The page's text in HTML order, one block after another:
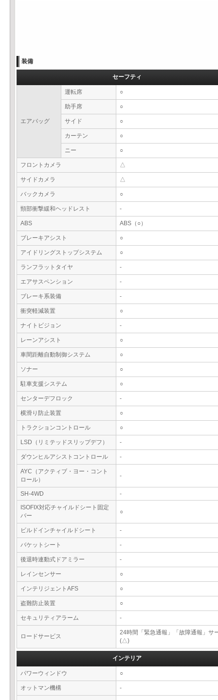
装備
セーフティ
エアバッグ
運転席 ○
助手席 ○
サイド ○
カーテン ○
ニー ○
フロントカメラ △
サイドカメラ △
バックカメラ ○
頸部衝撃緩和ヘッドレスト -
ABS ABS（○）
ブレーキアシスト ○
アイドリングストップシステム ○
ランフラットタイヤ -
エアサスペンション -
ブレーキ系装備 -
衝突軽減装置 ○
ナイトビジョン -
レーンアシスト ○
車間距離自動制御システム ○
ソナー ○
駐車支援システム ○
センターデフロック -
横滑り防止装置 ○
トラクションコントロール ○
LSD（リミテッドスリップデフ） -
ダウンヒルアシストコントロール -
AYC（アクティブ・ヨー・コント
ロール）
-
SH-4WD
-
ISOFIX対応チャイルドシート固定
バー
○
ビルドインチャイルドシート -
バケットシート -
後退時連動式ドアミラー -
レインセンサー ○
インテリジェントAFS ○
盗難防止装置 ○
セキュリティアラーム -
ロードサービス
24時間「緊急通報」「故障通報」サ
(△)
インテリア
パワーウィンドウ ○
オットマン機構 -